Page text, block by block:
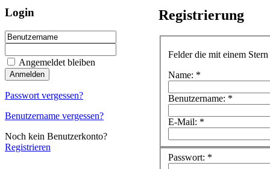
Registrierung
Felder die mit einem
Name: *
Benutzername: *
E-Mail: *
Passwort: *
Login
Angemeldet bleiben
Passwort vergessen?
Benutzername vergessen?
Noch kein Benutzerkonto?
Registrieren